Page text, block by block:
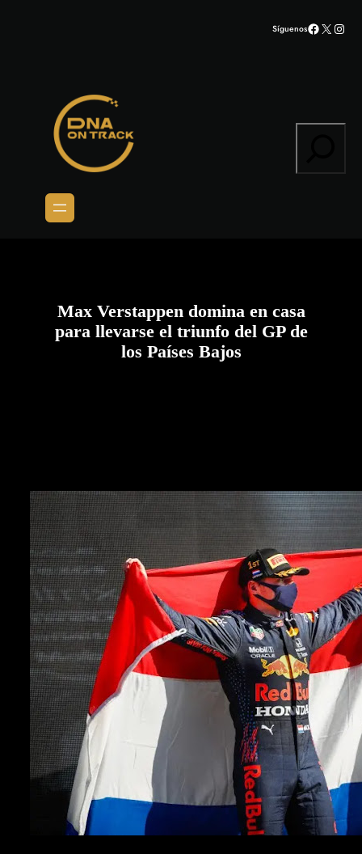
SíguenosFacebook
X
Max Verstappen domina en casa
para llevarse el triunfo del GP de
los Países Bajos